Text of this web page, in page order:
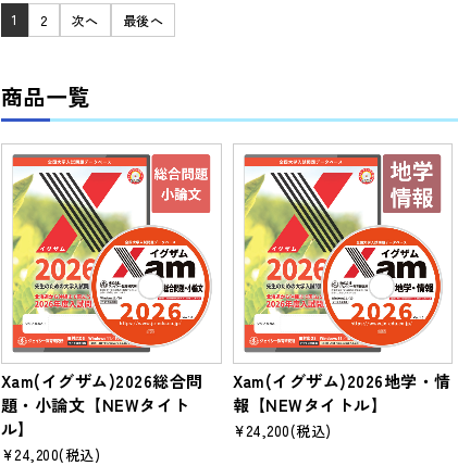
1 2 次へ 最後へ
商品一覧
Xam(イグザム)2026総合問
題・小論文【NEWタイト
ル】
¥24,200(税込)
Xam(イグザム)2026地学・情
報【NEWタイトル】
¥24,200(税込)